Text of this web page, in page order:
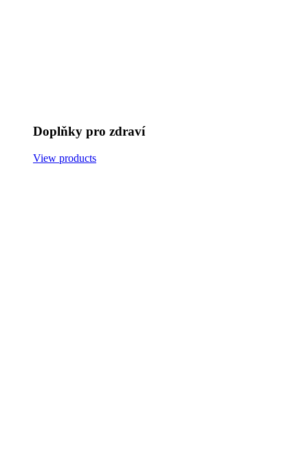
Doplňky pro zdraví
View products